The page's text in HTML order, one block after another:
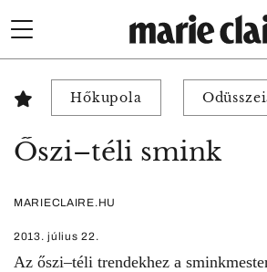
Hőkupola
Őszi–téli smink
MARIECLAIRE.HU
2013. július 22.
Az őszi–téli trendekhez a